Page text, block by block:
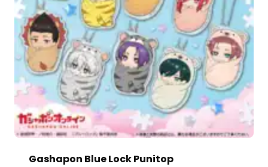
Gashapon Blue Lock Punitop